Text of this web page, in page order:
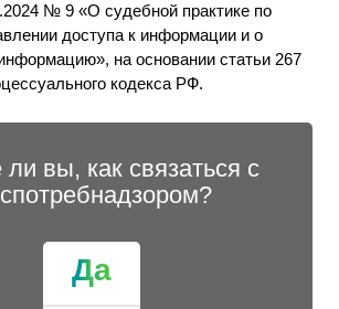
№ 9 «О судебной практике по
доступа к информации и о
на основании статьи 267
кодекса РФ.
ли вы, как связаться с
Да